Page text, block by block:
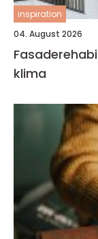
inspiration
04. August 2026
Fasaderehabilitering i
klima